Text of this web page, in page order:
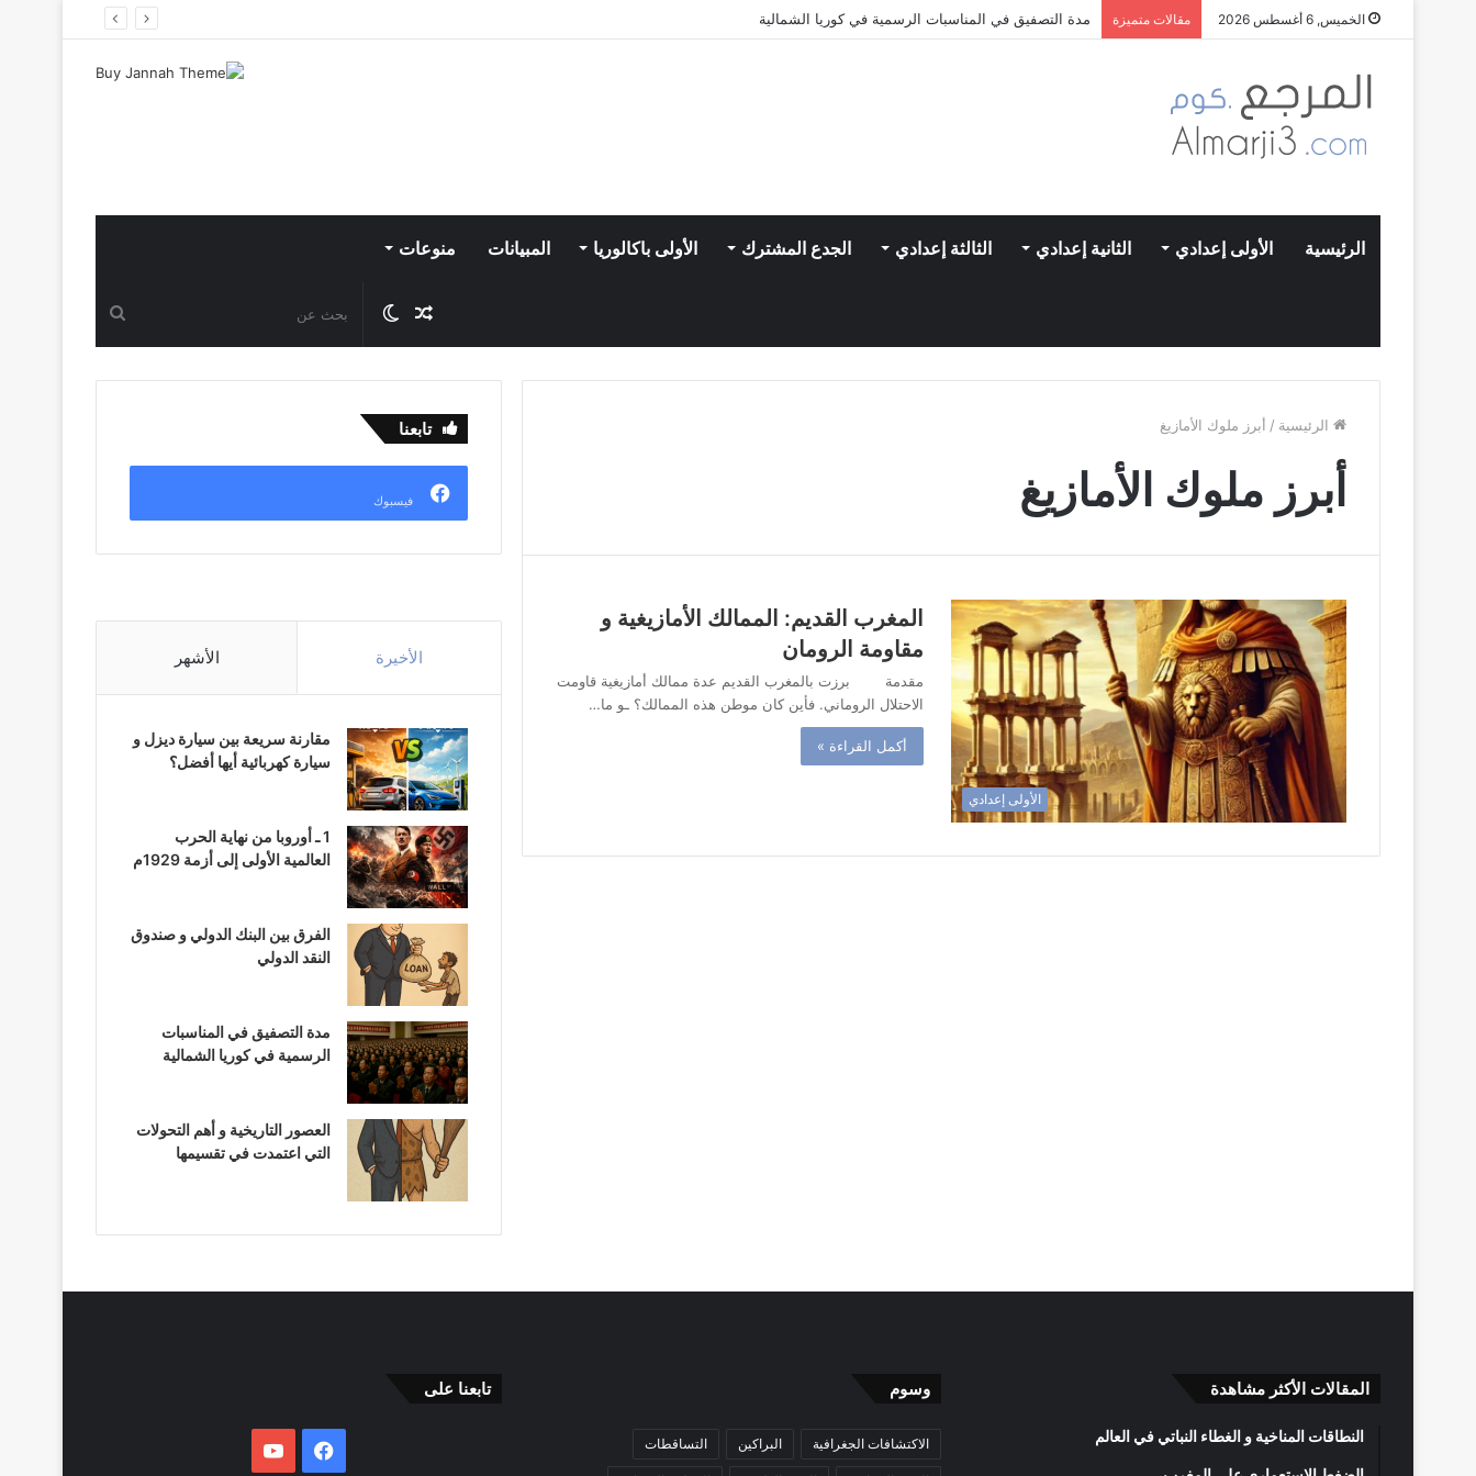
الخميس, 6 أغسطس 2026 مقالات متميزة مدة التصفيق في المناسبات الرسمية في كوريا الشمالية
الرئيسية الأولى إعدادي الثانية إعدادي الثالثة إعدادي الجدع المشترك الأولى باكالوريا المبيانات منوعات
عن
الوضع
المظلم
مقال
عشوائي
الرئيسية / أبرز ملوك الأمازيغ
أبرز ملوك الأمازيغ
الأولى إعدادي
المغرب القديم: الممالك الأمازيغية و
مقاومة الرومان
مقدمة برزت بالمغرب القديم عدة ممالك أمازيغية قاومت
الاحتلال الروماني. فأين كان موطن هذه الممالك؟ ـو ما…
أكمل القراءة »
تابعنا
فيسبوك
الأخيرة الأشهر
مقارنة سريعة بين سيارة ديزل و
سيارة كهربائية أيها أفضل؟
1 ـ أوروبا من نهاية الحرب
العالمية الأولى إلى أزمة 1929م
الفرق بين البنك الدولي و صندوق
النقد الدولي
مدة التصفيق في المناسبات
الرسمية في كوريا الشمالية
العصور التاريخية و أهم التحولات
التي اعتمدت في تقسيمها
المقالات الأكثر مشاهدة
النطاقات المناخية و الغطاء النباتي في العالم
وسوم
الاكتشافات الجغرافية البراكين التساقطات
تابعنا على
فيسبوكيوتيوب